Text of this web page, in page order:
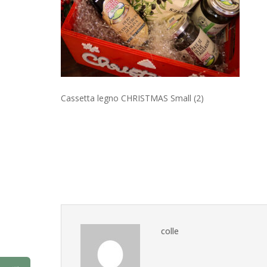
Cassetta legno CHRISTMAS Small (2)
colle